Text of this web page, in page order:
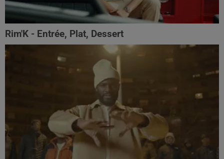
Rim'K - Entrée, Plat, Dessert